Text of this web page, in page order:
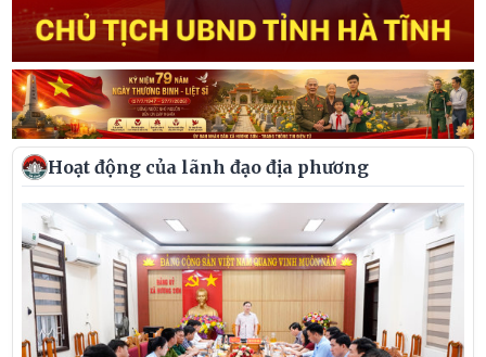
Hoạt động của lãnh đạo địa phương